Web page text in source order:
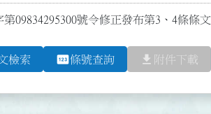
09834295300號令修正發布第3、4條條文
檢索 pin條號查詢 file_download 附件下載